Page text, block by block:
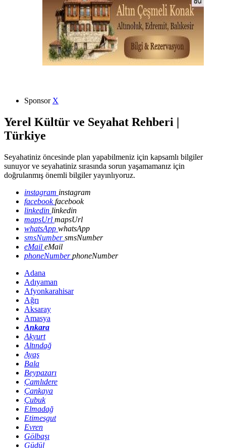
Sponsor X
Yerel Kültür ve Seyahat Rehberi |
Türkiye
Seyahatiniz öncesinde plan yapabilmeniz için kapsamlı bilgiler
sunuyor ve seyahatiniz sırasında sorun yaşamamanız için
doğrulanmış önemli bilgiler yayınlıyoruz.
instagram instagram
facebookfacebook
linkedin linkedin
mapsUrl mapsUrl
whatsApp whatsApp
smsNumbersmsNumber
eMail eMail
phoneNumberphoneNumber
Adana
Adıyaman
Afyonkarahisar
Ağrı
Aksaray
Amasya
Ankara
Akyurt
Altındağ
Ayaş
Bala
Beypazarı
Çamlıdere
Çankaya
Çubuk
Elmadağ
Etimesgut
Evren
Gölbaşı
Güdül